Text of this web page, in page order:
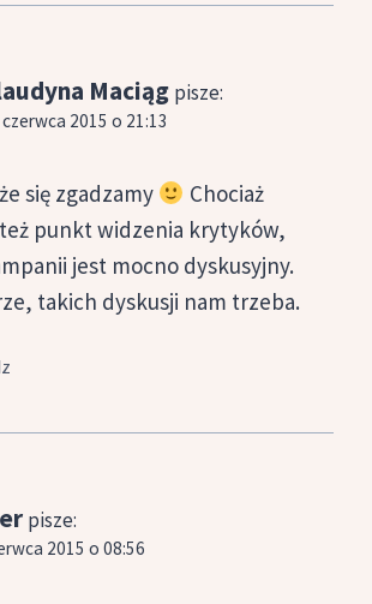
Maciąg pisze:
2015 o 21:13
się zgadzamy
Chociaż
punkt widzenia krytyków,
jest mocno dyskusyjny.
takich dyskusji nam trzeba.
pisze:
2015 o 08:56